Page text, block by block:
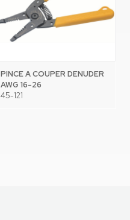
PINCE A COUPER DENUDER
AWG 16-26
45-121